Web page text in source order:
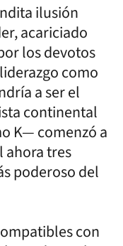
ilusión
acariciado
los devotos
como
a ser el
continental
K— comenzó a
ahora tres
poderoso del
con